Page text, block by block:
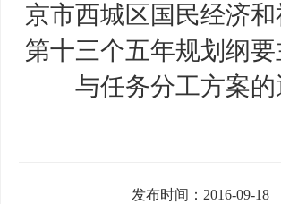
京市西城区国民经济
第十三个五年规划纲
与任务分工方案的
发布时间：2016-09-18